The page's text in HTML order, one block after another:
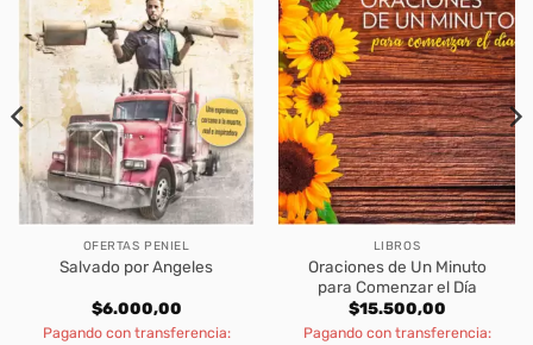
OFERTAS PENIEL
Salvado por Angeles
$6.000,00
Pagando con transferencia:
LIBROS
Oraciones de Un Minuto
para Comenzar el Día
$15.500,00
Pagando con transferencia: